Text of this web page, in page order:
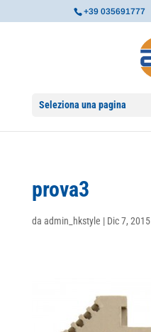
+39 035691777
Seleziona una pagina
prova3
da admin_hkstyle | Dic 7, 2015